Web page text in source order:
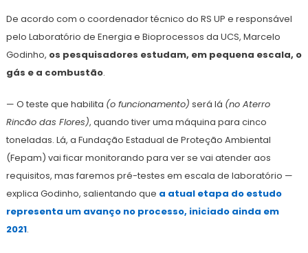
De acordo com o coordenador técnico do RS UP e responsável
pelo Laboratório de Energia e Bioprocessos da UCS, Marcelo
Godinho, os pesquisadores estudam, em pequena escala, o
gás e a combustão.
— O teste que habilita (o funcionamento) será lá (no Aterro
Rincão das Flores), quando tiver uma máquina para cinco
toneladas. Lá, a Fundação Estadual de Proteção Ambiental
(Fepam) vai ficar monitorando para ver se vai atender aos
requisitos, mas faremos pré-testes em escala de laboratório —
explica Godinho, salientando que a atual etapa do estudo
representa um avanço no processo, iniciado ainda em
2021.